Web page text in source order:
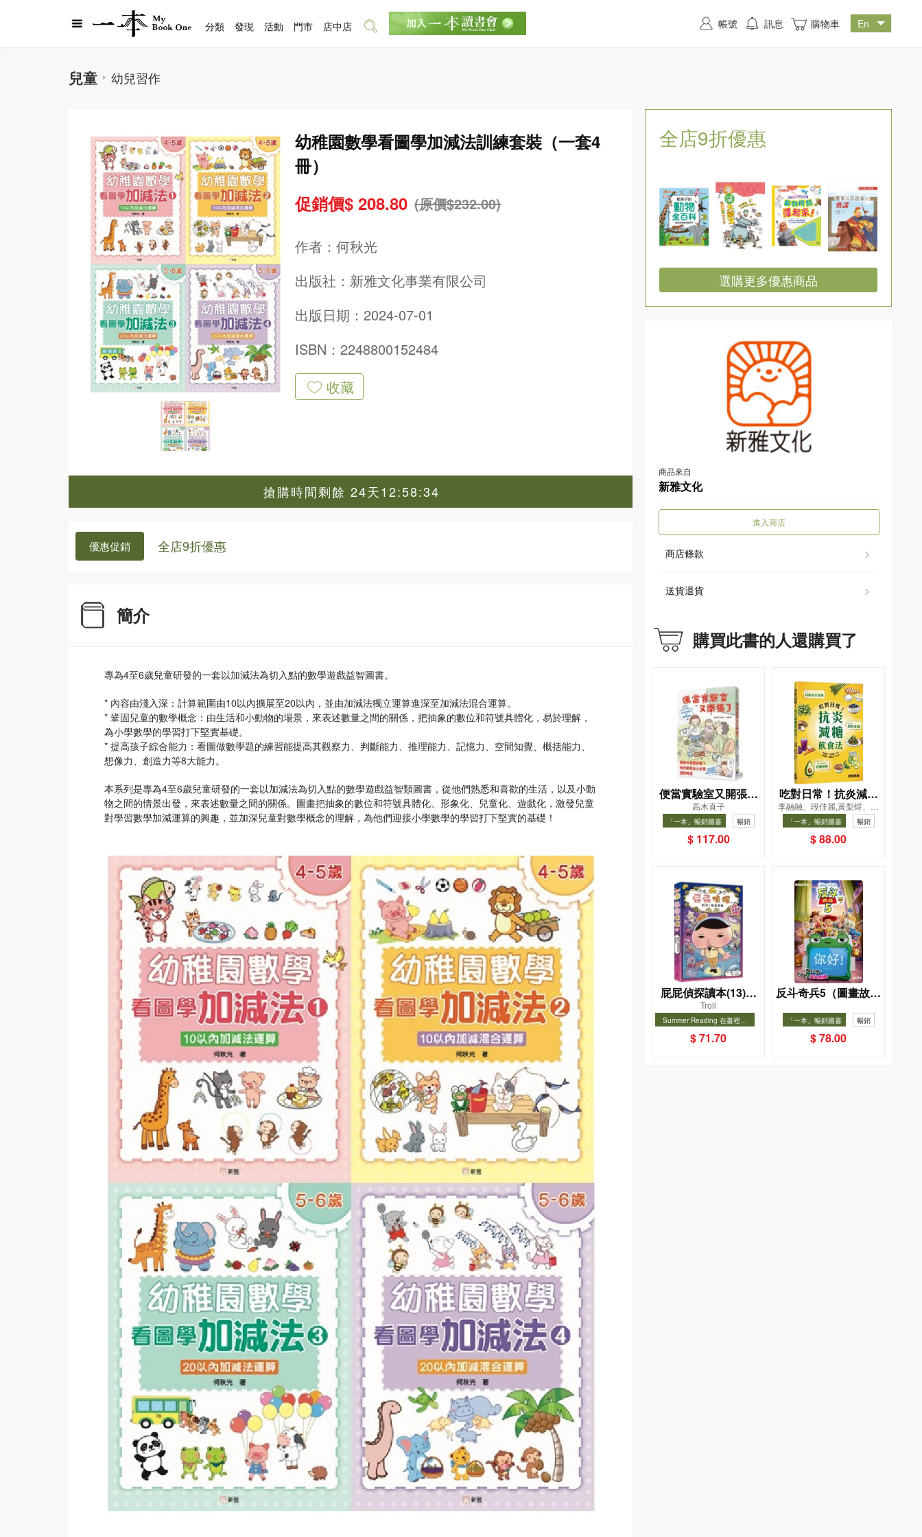
兒童 幼兒習作
幼稚園數學看圖學加減法訓練套裝（一套4
冊）
促銷價$ 208.80 (原價$232.00)
作者： 何秋光
出版社： 新雅文化事業有限公司
出版日期：2024-07-01
ISBN：2248800152484
收藏
搶購時間剩餘 24天12:58:33
優惠促銷 全店9折優惠
簡介
專為4至6歲兒童研發的一套以加減法為切入點的數學遊戲益智圖書。
* 內容由淺入深：計算範圍由10以內擴展至20以內，並由加減法獨立運算進深至加減法混合運算。
* 鞏固兒童的數學概念：由生活和小動物的場景，來表述數量之間的關係，把抽象的數位和符號具體化，易於理解，
為小學數學的學習打下堅實基礎。
* 提高孩子綜合能力：看圖做數學題的練習能提高其觀察力、判斷能力、推理能力、記憶力、空間知覺、概括能力、
想像力、創造力等8大能力。
本系列是專為4至6歲兒童研發的一套以加減法為切入點的數學遊戲益智類圖書，從他們熟悉和喜歡的生活，以及小動
物之間的情景出發，來表述數量之間的關係。圖畫把抽象的數位和符號具體化、形象化、兒童化、遊戲化，激發兒童
對學習數學加減運算的興趣，並加深兒童對數學概念的理解，為他們迎接小學數學的學習打下堅實的基礎！
全店9折優惠
選購更多優惠商品
商品來自
新雅文化
進入商店
商店條款
送貨退貨
購買此書的人還購買了
便當實驗室又開張了
——日日和特別日的
菜單挑戰記
高木直子
「一本」暢銷圖書 暢銷
$ 117.00
吃對日常！抗炎減糖
飲食法
李融融、段佳麗,黃梨煜、顧
凱辰
「一本」暢銷圖書 暢銷
$ 88.00
屁屁偵探讀本(13)－
－對決！怪盜學院
（星星篇）
Troll
Summer Reading 在書裡度
選圖書67折
暢銷
$ 71.70
反斗奇兵5（圖畫故事
版）
「一本」暢銷圖書 暢銷
$ 78.00
分類 發現 活動 門市 店中店 帳號 訊息 購物車